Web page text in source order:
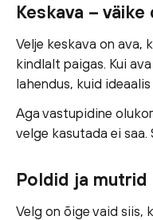
Keskava –
Velje keskava on ava,
kindlalt paigas. Kui
lahendus, kuid
Aga vastupidine
velge kasutada ei saa.
Poldid ja
Velg on õige vaid siis,